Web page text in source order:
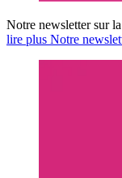
Notre newsletter sur
lire plus Notre